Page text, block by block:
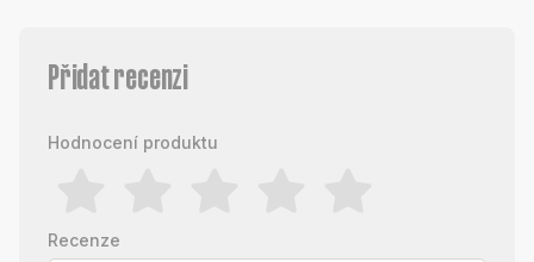
Přidat recenzi
Hodnocení produktu
Recenze